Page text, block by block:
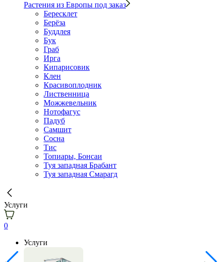
Растения из Европы под заказ
Бересклет
Берёза
Буддлея
Бук
Граб
Ирга
Кипарисовик
Клен
Красивоплодник
Лиственница
Можжевельник
Нотофагус
Падуб
Самшит
Сосна
Тис
Топиары, Бонсаи
Туя западная Брабант
Туя западная Смарагд
Услуги
0
Услуги